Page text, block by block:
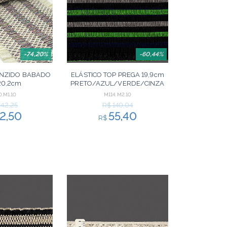
-74,20%
BABADO
ROSA/AZUL
ROXO 10m
-60,44%
ELÁSTICO TOP PREGA 19,9cm
PRETO/AZUL/VERDE/CINZA
10m
M114.M2.10
R$ 140,04
R$ 55,40